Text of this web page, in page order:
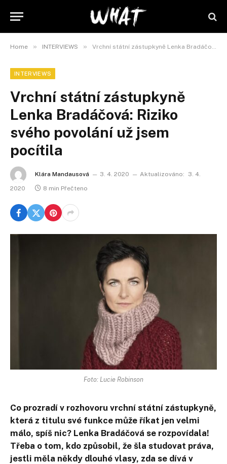
Home » INTERVIEWS » Vrchní státní zástupkyně Lenka Bradáčová: Riziko svého povolání už jsem pocítila
INTERVIEWS
Vrchní státní zástupkyně
Lenka Bradáčová: Riziko
svého povolání už jsem
pocítila
Klára Mandausová 3. 4. 2020 Aktualizováno:
3. 4.
2020
8 min Přečteno
Foto: Lucie Robinson
Co prozradí v rozhovoru vrchní státní zástupkyně,
která z titulu své funkce může říkat jen velmi
málo, spíš nic? Lenka Bradáčová se rozpovídala!
Třeba o tom, kdo způsobil, že šla studovat práva,
jestli měla někdy dlouhé vlasy, zda se dívá v